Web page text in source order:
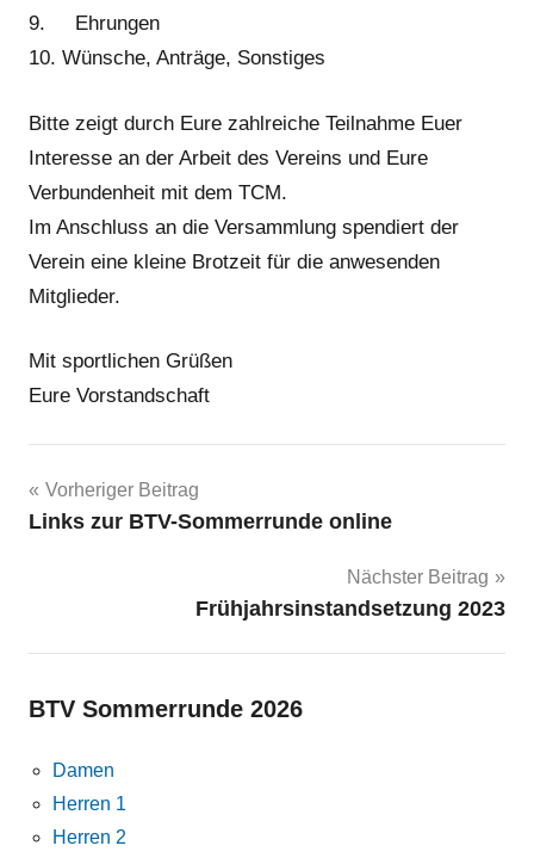
9. Ehrungen
10. Wünsche, Anträge, Sonstiges
Bitte zeigt durch Eure zahlreiche Teilnahme Euer
Interesse an der Arbeit des Vereins und Eure
Verbundenheit mit dem TCM.
Im Anschluss an die Versammlung spendiert der
Verein eine kleine Brotzeit für die anwesenden
Mitglieder.
Mit sportlichen Grüßen
Eure Vorstandschaft
Beitragsnavigation
Vorheriger Beitrag
Links zur BTV-Sommerrunde online
Nächster Beitrag
Frühjahrsinstandsetzung 2023
BTV Sommerrunde 2026
Damen
Herren 1
Herren 2